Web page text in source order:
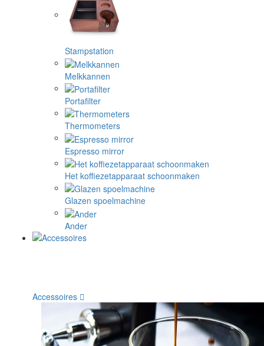
Stampstation
Melkkannen
Portafilter
Thermometers
Espresso mirror
Het koffiezetapparaat schoonmaken
Glazen spoelmachine
Ander
Accessoires